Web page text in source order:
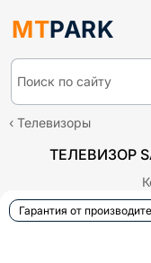
MTPARK
Поиск по сайту
Телевизоры
ТЕЛЕВИЗОР
Гарантия от